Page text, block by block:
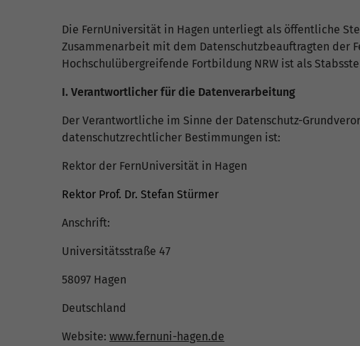
Die FernUniversität in Hagen unterliegt als öffentliche
Zusammenarbeit mit dem Datenschutzbeauftragten der
Hochschulübergreifende Fortbildung NRW ist als
I. Verantwortlicher für die Datenverarbeitung
Der Verantwortliche im Sinne der Datenschutz-
datenschutzrechtlicher Bestimmungen ist:
Rektor der FernUniversität in Hagen
Rektor Prof. Dr. Stefan Stürmer
Anschrift:
Universitätsstraße 47
58097 Hagen
Deutschland
Website: www.fernuni-hagen.de